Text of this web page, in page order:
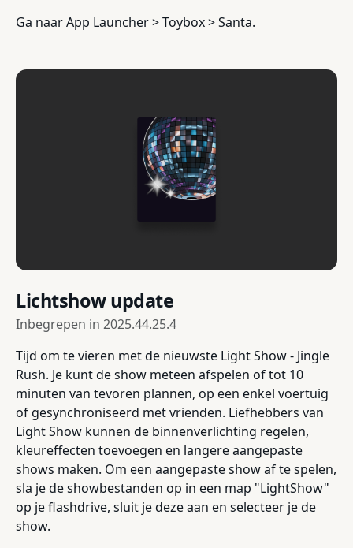
Ga naar App Launcher > Toybox > Santa.
Lichtshow update
Inbegrepen in 2025.44.25.4
Tijd om te vieren met de nieuwste Light Show - Jingle
Rush. Je kunt de show meteen afspelen of tot 10
minuten van tevoren plannen, op een enkel voertuig
of gesynchroniseerd met vrienden. Liefhebbers van
Light Show kunnen de binnenverlichting regelen,
kleureffecten toevoegen en langere aangepaste
shows maken. Om een aangepaste show af te spelen,
sla je de showbestanden op in een map "LightShow"
op je flashdrive, sluit je deze aan en selecteer je de
show.